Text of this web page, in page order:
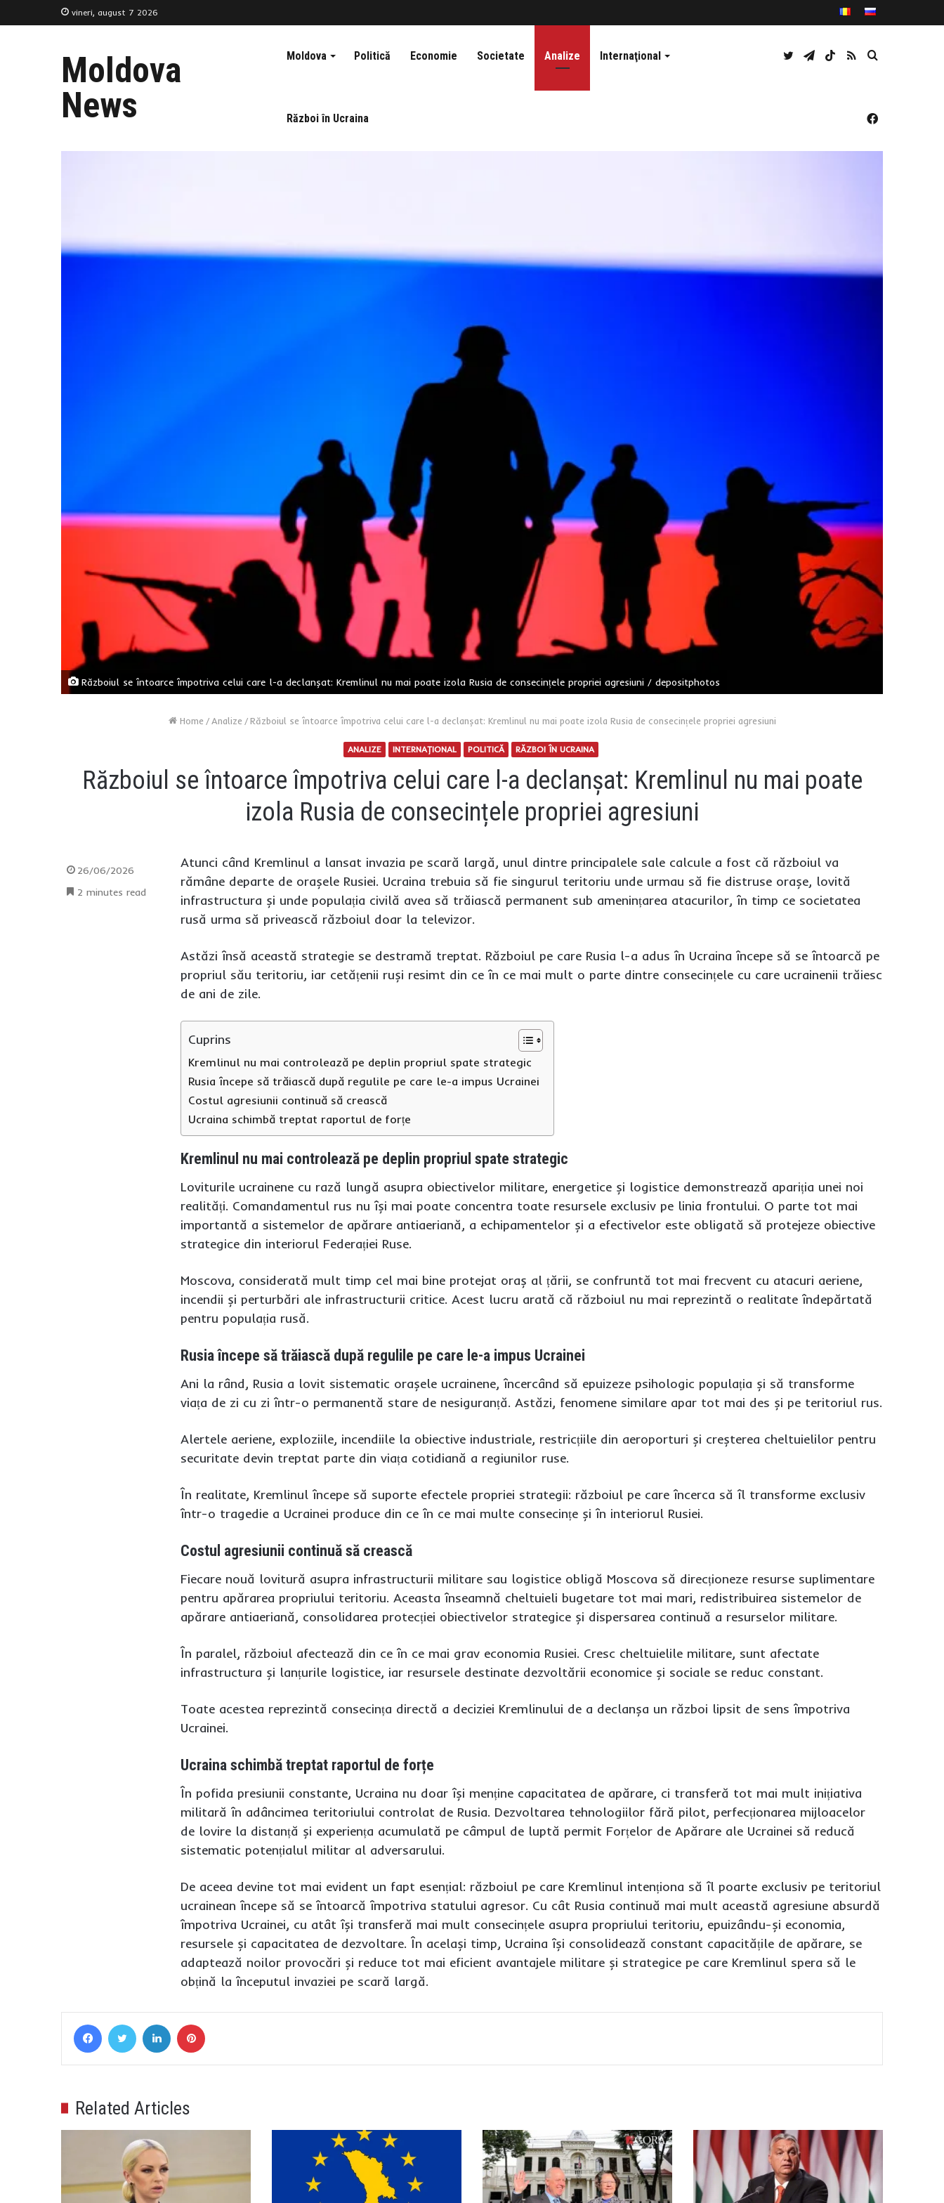
vineri, august 7 2026
Moldova
News
Moldova Politică Economie Societate Analize Internaţional
Război în Ucraina
Caută
RSS
TikTok
Telegram
Twitter
Facebook
Războiul se întoarce împotriva celui care l-a declanșat: Kremlinul nu mai poate izola Rusia de consecințele propriei agresiuni / depositphotos
Home / Analize / Războiul se întoarce împotriva celui care l-a declanșat: Kremlinul nu mai poate izola Rusia de consecințele propriei agresiuni
ANALIZE INTERNAŢIONAL POLITICĂ RĂZBOI ÎN UCRAINA
Războiul se întoarce împotriva celui care l-a declanșat: Kremlinul nu mai poate
izola Rusia de consecințele propriei agresiuni
Atunci când Kremlinul a lansat invazia pe scară largă, unul dintre principalele sale calcule a fost că războiul va
rămâne departe de orașele Rusiei. Ucraina trebuia să fie singurul teritoriu unde urmau să fie distruse orașe, lovită
infrastructura și unde populația civilă avea să trăiască permanent sub amenințarea atacurilor, în timp ce societatea
rusă urma să privească războiul doar la televizor.
Astăzi însă această strategie se destramă treptat. Războiul pe care Rusia l-a adus în Ucraina începe să se întoarcă pe
propriul său teritoriu, iar cetățenii ruși resimt din ce în ce mai mult o parte dintre consecințele cu care ucrainenii trăiesc
de ani de zile.
Cuprins
Kremlinul nu mai controlează pe deplin propriul spate strategic
Rusia începe să trăiască după regulile pe care le-a impus Ucrainei
Costul agresiunii continuă să crească
Ucraina schimbă treptat raportul de forțe
Kremlinul nu mai controlează pe deplin propriul spate strategic
Loviturile ucrainene cu rază lungă asupra obiectivelor militare, energetice și logistice demonstrează apariția unei noi
realități. Comandamentul rus nu își mai poate concentra toate resursele exclusiv pe linia frontului. O parte tot mai
importantă a sistemelor de apărare antiaeriană, a echipamentelor și a efectivelor este obligată să protejeze obiective
strategice din interiorul Federației Ruse.
Moscova, considerată mult timp cel mai bine protejat oraș al țării, se confruntă tot mai frecvent cu atacuri aeriene,
incendii și perturbări ale infrastructurii critice. Acest lucru arată că războiul nu mai reprezintă o realitate îndepărtată
pentru populația rusă.
Rusia începe să trăiască după regulile pe care le-a impus Ucrainei
Ani la rând, Rusia a lovit sistematic orașele ucrainene, încercând să epuizeze psihologic populația și să transforme
viața de zi cu zi într-o permanentă stare de nesiguranță. Astăzi, fenomene similare apar tot mai des și pe teritoriul rus.
Alertele aeriene, exploziile, incendiile la obiective industriale, restricțiile din aeroporturi și creșterea cheltuielilor pentru
securitate devin treptat parte din viața cotidiană a regiunilor ruse.
În realitate, Kremlinul începe să suporte efectele propriei strategii: războiul pe care încerca să îl transforme exclusiv
într-o tragedie a Ucrainei produce din ce în ce mai multe consecințe și în interiorul Rusiei.
Costul agresiunii continuă să crească
Fiecare nouă lovitură asupra infrastructurii militare sau logistice obligă Moscova să direcționeze resurse suplimentare
pentru apărarea propriului teritoriu. Aceasta înseamnă cheltuieli bugetare tot mai mari, redistribuirea sistemelor de
apărare antiaeriană, consolidarea protecției obiectivelor strategice și dispersarea continuă a resurselor militare.
În paralel, războiul afectează din ce în ce mai grav economia Rusiei. Cresc cheltuielile militare, sunt afectate
infrastructura și lanțurile logistice, iar resursele destinate dezvoltării economice și sociale se reduc constant.
Toate acestea reprezintă consecința directă a deciziei Kremlinului de a declanșa un război lipsit de sens împotriva
Ucrainei.
Ucraina schimbă treptat raportul de forțe
În pofida presiunii constante, Ucraina nu doar își menține capacitatea de apărare, ci transferă tot mai mult inițiativa
militară în adâncimea teritoriului controlat de Rusia. Dezvoltarea tehnologiilor fără pilot, perfecționarea mijloacelor
de lovire la distanță și experiența acumulată pe câmpul de luptă permit Forțelor de Apărare ale Ucrainei să reducă
sistematic potențialul militar al adversarului.
De aceea devine tot mai evident un fapt esențial: războiul pe care Kremlinul intenționa să îl poarte exclusiv pe teritoriul
ucrainean începe să se întoarcă împotriva statului agresor. Cu cât Rusia continuă mai mult această agresiune absurdă
împotriva Ucrainei, cu atât își transferă mai mult consecințele asupra propriului teritoriu, epuizându-și economia,
resursele și capacitatea de dezvoltare. În același timp, Ucraina își consolidează constant capacitățile de apărare, se
adaptează noilor provocări și reduce tot mai eficient avantajele militare și strategice pe care Kremlinul spera să le
obțină la începutul invaziei pe scară largă.
26/06/2026
2 minutes read
FacebookTwitter LinkedIn
Related Articles